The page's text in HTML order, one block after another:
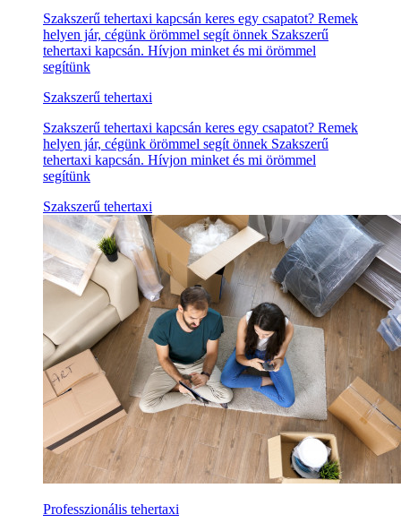
Szakszerű tehertaxi kapcsán keres egy csapatot? Remek
helyen jár, cégünk örömmel segít önnek Szakszerű
tehertaxi kapcsán. Hívjon minket és mi örömmel
segítünk
Szakszerű tehertaxi
Szakszerű tehertaxi kapcsán keres egy csapatot? Remek
helyen jár, cégünk örömmel segít önnek Szakszerű
tehertaxi kapcsán. Hívjon minket és mi örömmel
segítünk
Szakszerű tehertaxi
Professzionális tehertaxi